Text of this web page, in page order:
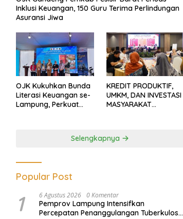
Inklusi Keuangan, 150 Guru Terima Perlindungan
Asuransi Jiwa
OJK Kukuhkan Bunda
Literasi Keuangan se-
Lampung, Perkuat
KREDIT PRODUKTIF,
UMKM, DAN INVESTASI
MASYARAKAT
Selengkapnya
Popular Post
1 6 Agustus 2026 0 Komentar
Pemprov Lampung Intensifkan
Percepatan Penanggulangan Tuberkulosis